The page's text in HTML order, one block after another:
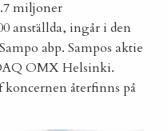
miljoner
anställda, ingår i den
abp. Sampos aktie
OMX Helsinki.
återfinns på